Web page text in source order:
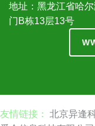
地址：黑龙江省哈
门B栋13层13号
友情链接： 北京异逢